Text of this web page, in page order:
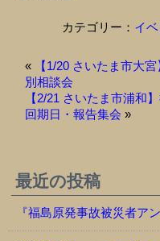
カテゴリー： イ
«
【1/20 さいたま市大
別相談会
【2/21 さいたま市浦和
回期日・報告集会 »
最近の投稿
『福島原発事故被災者ア